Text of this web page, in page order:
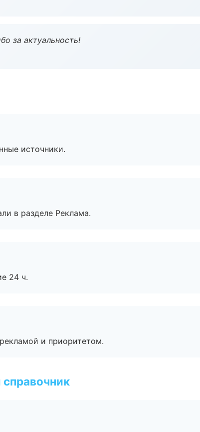
за актуальность!
источники.
в разделе Реклама.
24 ч.
и приоритетом.